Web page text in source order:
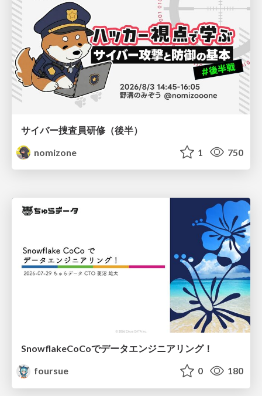
サイバー捜査員研修（後半）
nomizone
1 750
SnowflakeCoCoでデータエンジニアリング！
foursue
0 180